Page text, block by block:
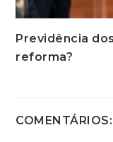
Previdência
reforma?
COMENTÁRIOS: